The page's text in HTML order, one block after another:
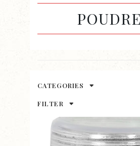
CATEGORIES
FILTER